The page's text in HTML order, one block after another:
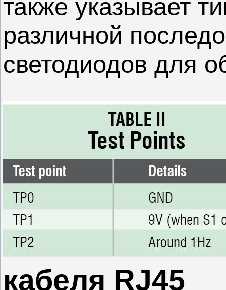
также указывает
различной
светодиодов для
кабеля RJ45